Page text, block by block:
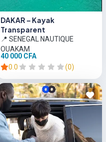
DAKAR – Kayak
Transparent
📍 SENEGAL NAUTIQUE
OUAKAM
40 000 CFA
0.0
(0)